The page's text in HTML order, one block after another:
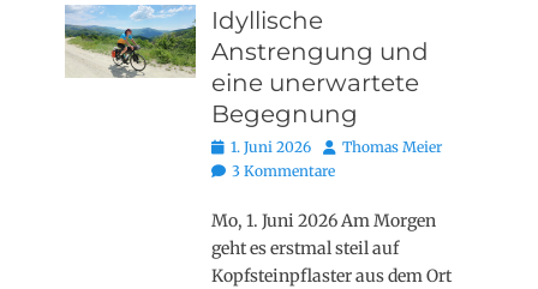
Idyllische
Anstrengung und
eine unerwartete
Begegnung
Posted
on
1. Juni 2026 AutorThomas Meier
3 Kommentare
Mo, 1. Juni 2026 Am Morgen
geht es erstmal steil auf
Kopfsteinpflaster aus dem Ort